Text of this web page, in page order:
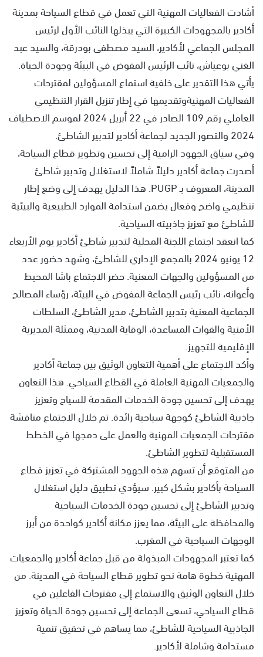
أشادت الفعاليات المهنية التي تعمل في قطاع السياحة بمدينة
أكادير بالمجهودات الكبيرة التي يبذلها النائب الأول لرئيس
المجلس الجماعي لأكادير، السيد مصطفى بودرقة، والسيد عبد
الغني بوعياش، نائب الرئيس المفوض في البيئة وجودة الحياة.
يأتي هذا التقدير على خلفية استماع المسؤولين لمقترحات
الفعاليات المهنيةوتقديمها في إطار تنزيل القرار التنظيمي
العاملي رقم 109 الصادر في 22 أبريل 2024 لموسم الاصطياف
2024 والتصور الجديد لجماعة أكادير لتدبير الشاطئ.
وفي سياق الجهود الرامية إلى تحسين وتطوير قطاع السياحة،
أصدرت جماعة أكادير دليلاً شاملاً لاستغلال وتدبير شاطئ
المدينة، المعروف بـ PUGP. هذا الدليل يهدف إلى وضع إطار
تنظيمي واضح وفعال يضمن استدامة الموارد الطبيعية والبيئية
للشاطئ مع تعزيز جاذبيته السياحية.
كما انعقد اجتماع اللجنة المحلية لتدبير شاطئ أكادير يوم الأربعاء
12 يونيو 2024 بالمجمع الإداري للشاطئ، وشهد حضور عدد
من المسؤولين والجهات المعنية. حضر الاجتماع باشا المحيط
وأعوانه، نائب رئيس الجماعة المفوض في البيئة، رؤساء المصالح
الجماعية المعنية بتدبير الشاطئ، مدير الشاطئ، السلطات
الأمنية والقوات المساعدة، الوقاية المدنية، وممثلة المديرية
الإقليمية للتجهيز.
وأكد الاجتماع على أهمية التعاون الوثيق بين جماعة أكادير
والجمعيات المهنية العاملة في القطاع السياحي. هذا التعاون
يهدف إلى تحسين جودة الخدمات المقدمة للسياح وتعزيز
جاذبية الشاطئ كوجهة سياحية رائدة. تم خلال الاجتماع مناقشة
مقترحات الجمعيات المهنية والعمل على دمجها في الخطط
المستقبلية لتطوير الشاطئ.
من المتوقع أن تسهم هذه الجهود المشتركة في تعزيز قطاع
السياحة بأكادير بشكل كبير. سيؤدي تطبيق دليل استغلال
وتدبير الشاطئ إلى تحسين جودة الخدمات السياحية
والمحافظة على البيئة، مما يعزز مكانة أكادير كواحدة من أبرز
الوجهات السياحية في المغرب.
كما تعتبر المجهودات المبذولة من قبل جماعة أكادير والجمعيات
المهنية خطوة هامة نحو تطوير قطاع السياحة في المدينة. من
خلال التعاون الوثيق والاستماع إلى مقترحات الفاعلين في
قطاع السياحي، تسعى الجماعة إلى تحسين جودة الحياة وتعزيز
الجاذبية السياحية للشاطئ، مما يساهم في تحقيق تنمية
مستدامة وشاملة لأكادير.